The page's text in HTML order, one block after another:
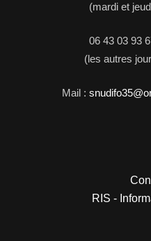
(mardi et
06 43 03 93
(les autres
Mail :
RIS -